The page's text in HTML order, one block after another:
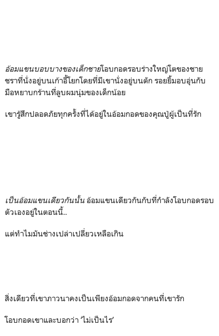
อ้อมแขนบอบบางของเด็กชายโอบกอดรอบร่างใหญ่โตของชาย
ชราที่นั่งอยู่บนเก้าอี้โยกโดยที่มีเขานั่งอยู่บนตัก รอยยิ้มอบอุ่นกับ
มือหยาบกร้านที่ลูบผมนุ่มของเด็กน้อย
เขารู้สึกปลอดภัยทุกครั้งที่ได้อยู่ในอ้อมกอดของคุณปู่ผู้เป็นที่รัก
เป็นอ้อมแขนเดียวกันนั้น อ้อมแขนเดียวกันกับที่กำลังโอบกอดรอบ
ตัวเองอยู่ในตอนนี้..
แต่ทำไมมันช่างเปล่าเปลี่ยวเหลือเกิน
สิ่งเดียวที่เขาภาวนาคงเป็นเพียงอ้อมกอดจากคนที่เขารัก
โอบกอดเขาและบอกว่า ‘ไม่เป็นไร’